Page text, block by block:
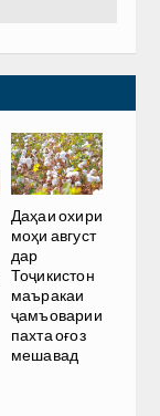
Даҳаи охири
моҳи август
дар
Тоҷикистон
маъракаи
ҷамъоварии
пахта оғоз
мешавад